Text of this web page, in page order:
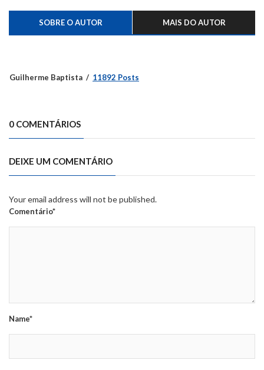
SOBRE O AUTOR MAIS DO AUTOR
Guilherme Baptista 11892 Posts
0 COMENTÁRIOS
DEIXE UM COMENTÁRIO
Your email address will not be published.
Comentário*
Name*